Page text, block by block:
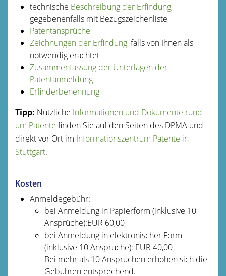
technische Beschreibung der Erfindung,
gegebenenfalls mit Bezugszeichenliste
Patentansprüche
Zeichnungen der Erfindung, falls von Ihnen als
notwendig erachtet
Zusammenfassung der Unterlagen der
Patentanmeldung
Erfinderbenennung
Tipp: Nützliche Informationen und Dokumente rund
um Patente finden Sie auf den Seiten des DPMA und
direkt vor Ort im Informationszentrum Patente in
Stuttgart.
Kosten
Anmeldegebühr:
bei Anmeldung in Papierform (inklusive 10
Ansprüche):EUR 60,00
bei Anmeldung in elektronischer Form
(inklusive 10 Ansprüche): EUR 40,00
Bei mehr als 10 Ansprüchen erhöhen sich die
Gebühren entsprechend.